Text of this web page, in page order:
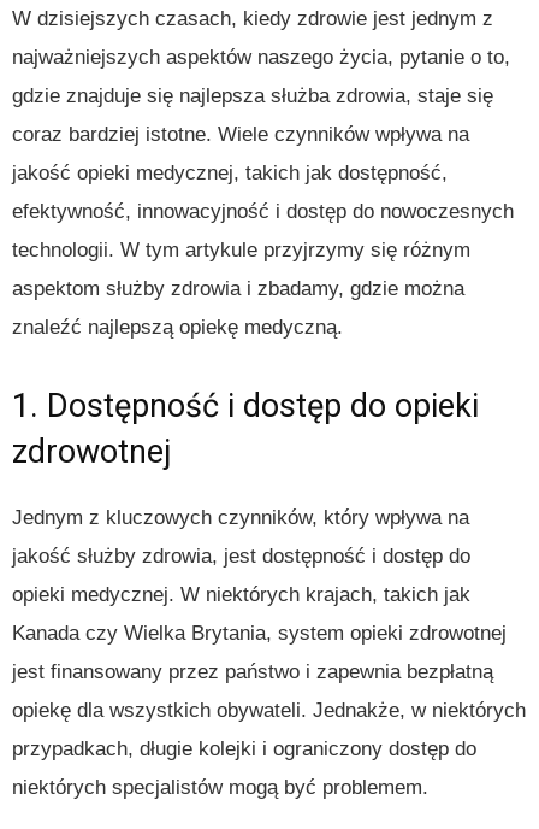
W dzisiejszych czasach, kiedy zdrowie jest jednym z
najważniejszych aspektów naszego życia, pytanie o to,
gdzie znajduje się najlepsza służba zdrowia, staje się
coraz bardziej istotne. Wiele czynników wpływa na
jakość opieki medycznej, takich jak dostępność,
efektywność, innowacyjność i dostęp do nowoczesnych
technologii. W tym artykule przyjrzymy się różnym
aspektom służby zdrowia i zbadamy, gdzie można
znaleźć najlepszą opiekę medyczną.
1. Dostępność i dostęp do opieki
zdrowotnej
Jednym z kluczowych czynników, który wpływa na
jakość służby zdrowia, jest dostępność i dostęp do
opieki medycznej. W niektórych krajach, takich jak
Kanada czy Wielka Brytania, system opieki zdrowotnej
jest finansowany przez państwo i zapewnia bezpłatną
opiekę dla wszystkich obywateli. Jednakże, w niektórych
przypadkach, długie kolejki i ograniczony dostęp do
niektórych specjalistów mogą być problemem.